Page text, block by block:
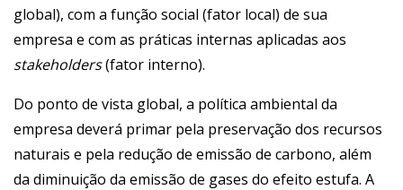
global), com a função social (fator local) de sua
empresa e com as práticas internas aplicadas aos
stakeholders(fator interno).
Do ponto de vista global, a política ambiental da
empresa deverá primar pela preservação dos recursos
naturais e pela redução de emissão de carbono, além
da diminuição da emissão de gases do efeito estufa. A